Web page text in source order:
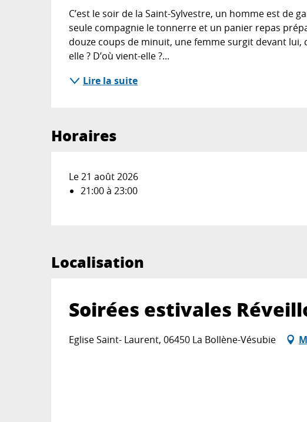
C’est le soir de la Saint-Sylvestre, un homme est de
seule compagnie le tonnerre et un panier repas
douze coups de minuit, une femme surgit devant lui,
elle ? D’où vient-elle ?...
Lire la suite
Horaires
Le 21 août 2026
21:00 à 23:00
Localisation
Soirées estivales
Eglise Saint- Laurent, 06450 La Bollène-Vésubie